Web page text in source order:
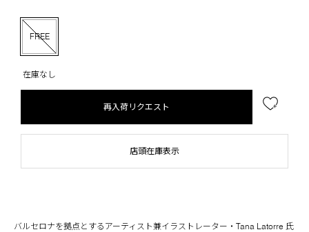
FREE
在庫なし
再入荷リクエスト
店頭在庫表示
バルセロナを拠点とするアーティスト兼イラストレーター・Tana Latorre 氏